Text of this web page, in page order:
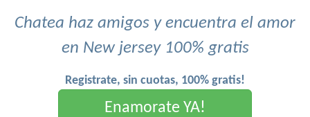
Chatea haz amigos y encuentra el amor
en New jersey 100% gratis
Registrate, sin cuotas, 100% gratis!
Enamorate YA!